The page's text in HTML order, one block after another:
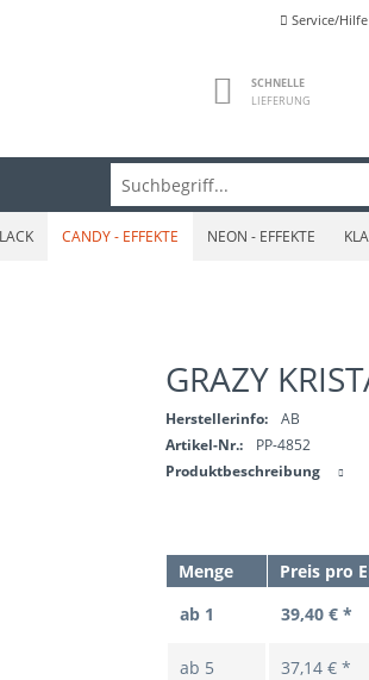
Service/Hilfe
SCHNELLE
LIEFERUNG
CANDY - EFFEKTE NEON - EFFEKTE
GRAZY
Herstellerinfo:
AB
Artikel-Nr.:
PP-4852
Produktbeschreibung
Menge Preis pro
ab 1
39,40 € *
ab 5 37,14 € *